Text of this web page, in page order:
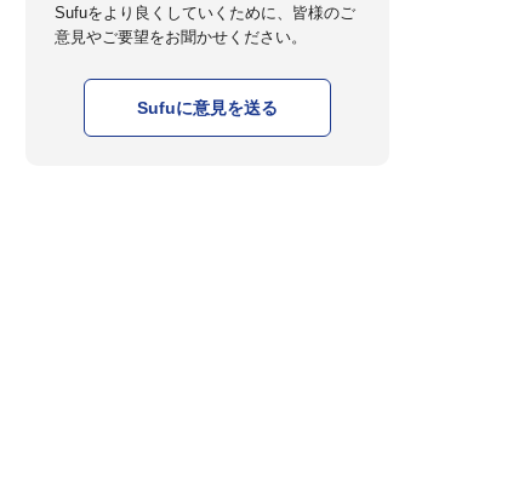
Sufuをより良くしていくために、皆様のご
意見やご要望をお聞かせください。
Sufuに意見を送る